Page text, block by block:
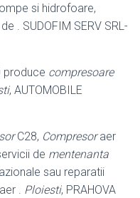
si hidrofoare,
. SUDOFIM SERV SRL-
produce compresoare
, AUTOMOBILE
C28, Compresoraer
de mentenanta
sau reparatii
. Ploiesti, PRAHOVA